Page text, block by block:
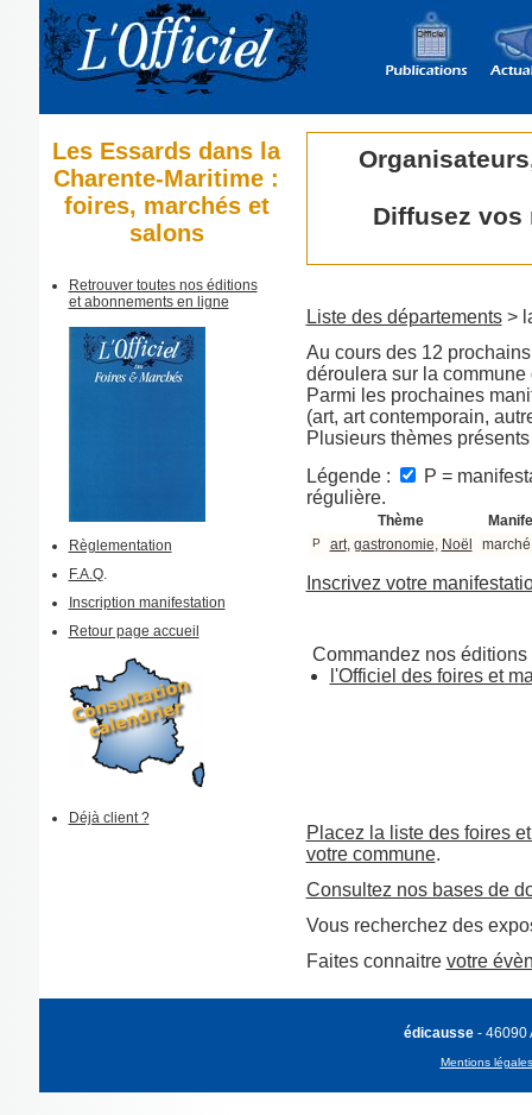
Les Essards dans la
Charente-Maritime :
foires, marchés et
salons
Retrouver toutes nos éditions
et abonnements en ligne
Règlementation
F.A.Q.
Inscription manifestation
Retour page accueil
Déjà client ?
Diffusez vos
Liste des départements>
Au cours des 12
déroulera sur la
Parmi les prochaines
(art, art contemporain,
Plusieurs thèmes
Légende :
P =
régulière.
Thème
P art, gastronomie, Noël
Inscrivez votre
Commandez nos éditions
l'Officiel des foires et
Placez la liste des foires
votre commune.
Consultez nos bases de
Vous recherchez des
Faites connaitre votre
édicausse - 46090
Mentions légales